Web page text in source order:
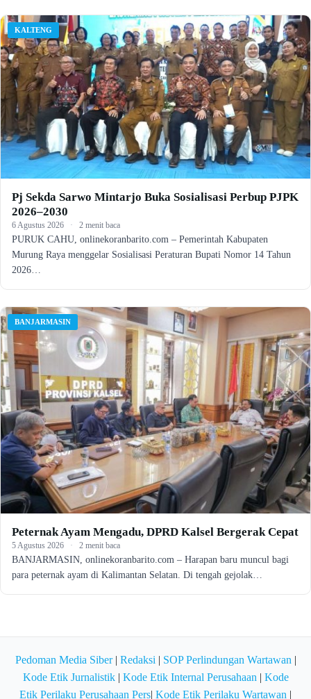
KALTENG
Pj Sekda Sarwo Mintarjo Buka Sosialisasi Perbup PJPK
2026–2030
6 Agustus 2026 · 2 menit baca
PURUK CAHU, onlinekoranbarito.com – Pemerintah Kabupaten
Murung Raya menggelar Sosialisasi Peraturan Bupati Nomor 14 Tahun
2026…
BANJARMASIN
Peternak Ayam Mengadu, DPRD Kalsel Bergerak Cepat
5 Agustus 2026 · 2 menit baca
BANJARMASIN, onlinekoranbarito.com – Harapan baru muncul bagi
para peternak ayam di Kalimantan Selatan. Di tengah gejolak…
Pedoman Media Siber| Redaksi | SOP Perlindungan Wartawan |
Kode Etik Jurnalistik| Kode Etik Internal Perusahaan | Kode
Etik Perilaku Perusahaan Pers| Kode Etik Perilaku Wartawan |